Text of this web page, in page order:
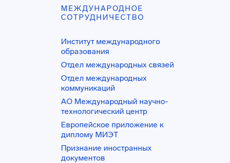
МЕЖДУНАРОДНОЕ
СОТРУДНИЧЕСТВО
Институт международного
образования
Отдел международных связей
Отдел международных
коммуникаций
АО Международный научно-
технологический центр
Европейское приложение к
диплому МИЭТ
Признание иностранных
документов